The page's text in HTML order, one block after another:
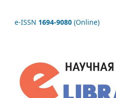
e-ISSN 1694-9080 (Online)